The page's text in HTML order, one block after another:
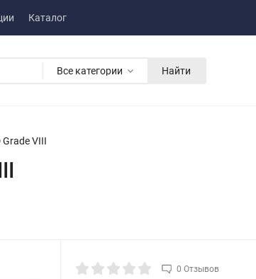
Каталог
Все категории Найти
VIII
0 Отзывов